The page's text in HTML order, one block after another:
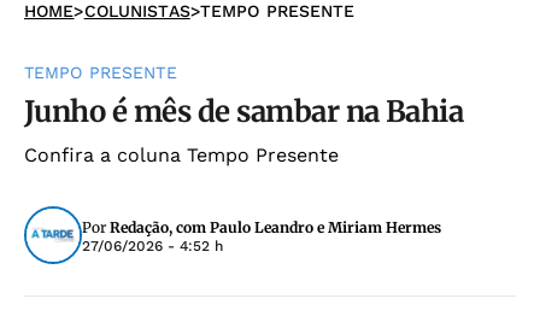
HOME>COLUNISTAS>TEMPO PRESENTE
TEMPO PRESENTE
Junho é mês de sambar na Bahia
Confira a coluna Tempo Presente
Por Redação, com Paulo Leandro e Miriam Hermes
27/06/2026 - 4:52 h